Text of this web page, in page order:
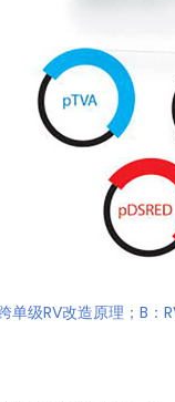
单级RV改造原理；B